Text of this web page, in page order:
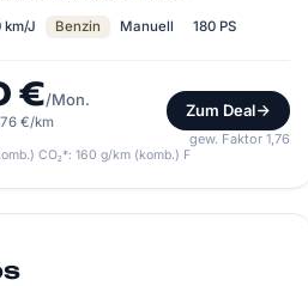
km/J Benzin Manuell 180 PS
€/Mon.
€/km
Zum Deal
gew. Faktor 1,76
CO₂*: 160 g/km (komb.) F